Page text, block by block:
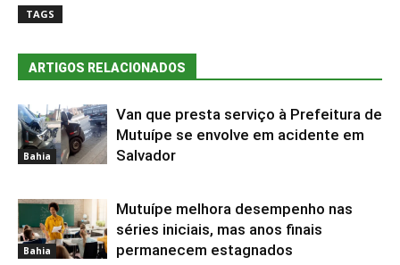
TAGS
ARTIGOS RELACIONADOS
Bahia
Van que presta serviço à Prefeitura de
Mutuípe se envolve em acidente em
Salvador
Bahia
Mutuípe melhora desempenho nas
séries iniciais, mas anos finais
permanecem estagnados